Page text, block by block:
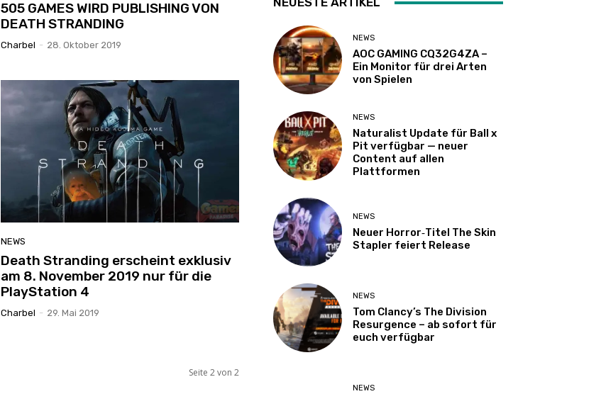
505 GAMES WIRD PUBLISHING VON
DEATH STRANDING
Charbel - 28. Oktober 2019
NEWS
Death Stranding erscheint exklusiv
am 8. November 2019 nur für die
PlayStation 4
Charbel - 29. Mai 2019
Seite 2 von 2
NEWS
AOC GAMING CQ32G4ZA –
Ein Monitor für drei Arten
von Spielen
NEWS
Naturalist Update für Ball x
Pit verfügbar — neuer
Content auf allen
Plattformen
NEWS
Neuer Horror‑Titel The Skin
Stapler feiert Release
NEWS
Tom Clancy’s The Division
Resurgence – ab sofort für
euch verfügbar
NEWS